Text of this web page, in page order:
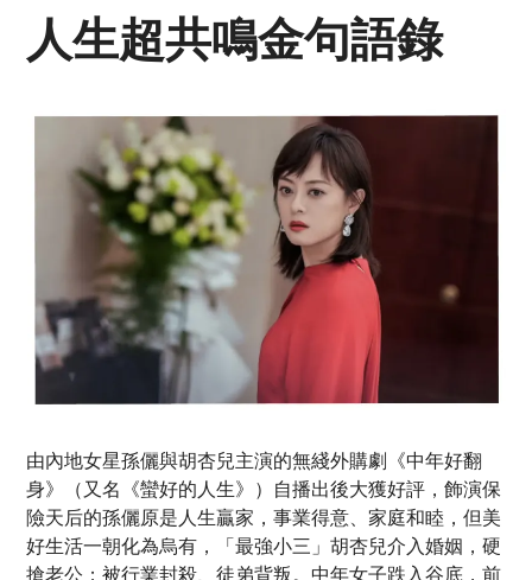
人生超共鳴金句語錄
由內地女星孫儷與胡杏兒主演的無綫外購劇《中年好翻
身》（又名《蠻好的人生》）自播出後大獲好評，飾演保
險天后的孫儷原是人生贏家，事業得意、家庭和睦，但美
好生活一朝化為烏有，「最強小三」胡杏兒介入婚姻，硬
搶老公；被行業封殺、徒弟背叛。中年女子跌入谷底，前